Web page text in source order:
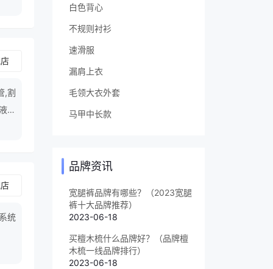
,割
压
统
白色背心
不规则衬衫
速滑服
漏肩上衣
毛领大衣外套
马甲中长款
品牌资讯
宽腿裤品牌有哪些？（2023宽腿
裤十大品牌推荐）
2023-06-18
买檀木梳什么品牌好？（品牌檀
木梳一线品牌排行）
2023-06-18